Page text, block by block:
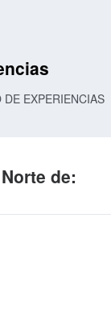
EXPERIENCIAS
de: